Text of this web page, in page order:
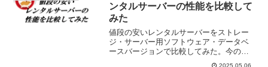
ンタルサーバーの性能を比較して
みた
値段の安いレンタルサーバーをストレー
ジ・サーバー用ソフトウェア・データベ
ースバージョンで比較してみた。今のレ
ンタルサーバーは「数か月後に更新期限
2025.05.06